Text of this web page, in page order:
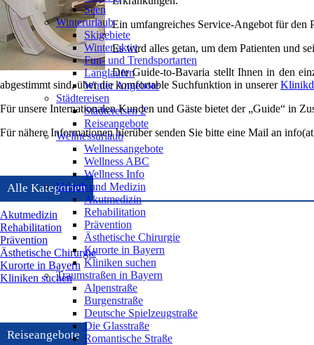
Ein umfangreiches Service-Angebot für den
Es wird alles getan, um dem Patienten und
Der Guide-to-Bavaria stellt Ihnen in den
abgestimmt sind, über die komfortable Suchfunktion in unserer
Für unsere Internationalen Kunden und Gäste bietet der „Guide“ in
Für nähere Informationen hierüber senden Sie bitte eine Mail an
Alle Kategorien
Akutmedizin
Rehabilitation
Prävention
Ästhetische Chirurgie
Kurorte in Bayern
Kliniken suchen
Reiseangebote
Seen
Winterurlaub
Skigebiete
Winter aktiv
Fun- und Trendsportarten
Langlaufen
Winter Angebote
Städtereisen
Städtereisen 2
Reiseangebote
Wellnessurlaub
Wellnessangebote
Wellness ABC
Wellness Info
Urlaub und Medizin
Akutmedizin
Rehabilitation
Prävention
Ästhetische Chirurgie
Kurorte in Bayern
Kliniken suchen
Traumstraßen in Bayern
Alpenstraße
Burgenstraße
Deutsche Spielzeugstraße
Die Glasstraße
Romantische Straße